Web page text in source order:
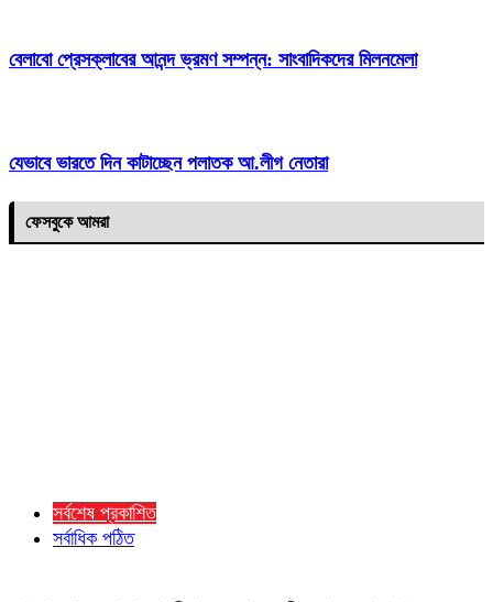
বেলাবো প্রেসক্লাবের আনন্দ ভ্রমণ সম্পন্ন: সাংবাদিকদের মিলনমেলা
যেভাবে ভারতে দিন কাটাচ্ছেন পলাতক আ.লীগ নেতারা
ফেসবুকে আমরা
সর্বশেষ প্রকাশিত
সর্বাধিক পঠিত